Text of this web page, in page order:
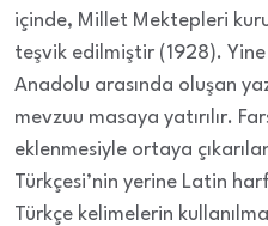
içinde, Millet Mektepleri
teşvik edilmiştir (1928).
Anadolu arasında oluşan
mevzuu masaya yatırılır.
eklenmesiyle ortaya
Türkçesi’nin yerine Latin
Türkçe kelimelerin